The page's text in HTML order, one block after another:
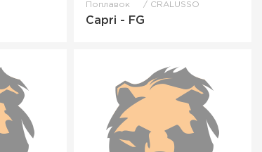
Поплавок CRALUSSO
Capri - FG